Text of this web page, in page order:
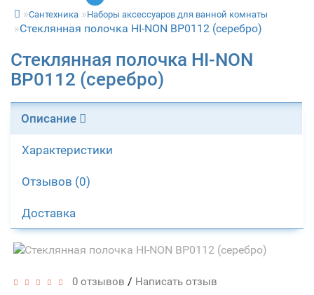
Сантехника Наборы аксессуаров для ванной комнаты
Стеклянная полочка HI-NON ВР0112 (серебро)
Стеклянная полочка HI-NON
ВР0112 (серебро)
Описание
Характеристики
Отзывов (0)
Доставка
0 отзывов / Написать отзыв